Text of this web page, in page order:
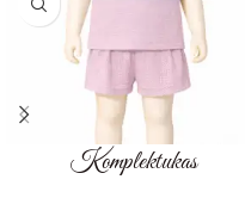
Komplektukas